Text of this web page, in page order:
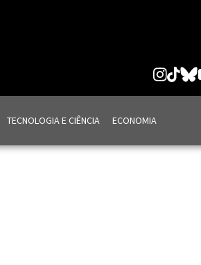
TECNOLOGIA E CIÊNCIA ECONOMIA